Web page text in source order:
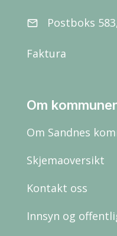
email Postboks
Faktura
Om
Om Sandnes
Skjemaoversikt
Kontakt oss
Innsyn og